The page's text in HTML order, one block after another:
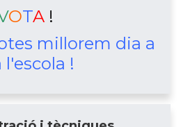
OTA!
millorem dia a
l'escola !